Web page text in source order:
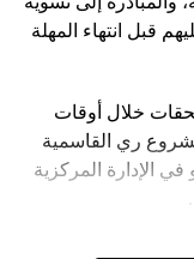
قبل انتهاء المهلة
خلال أوقات
ري القاسمية
الإدارة المركزية